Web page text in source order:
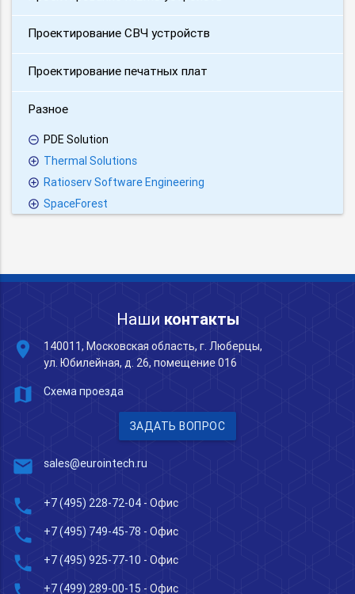
Проектирование СВЧ устройств
Проектирование печатных плат
Разное
PDE Solution
Thermal Solutions
Ratioserv Software Engineering
SpaceForest
Наши контакты
place
140011, Московская область, г. Люберцы,
ул. Юбилейная, д. 26, помещение 016
map Схема проезда
ЗАДАТЬ ВОПРОС
mail sales@eurointech.ru
phone +7 (495) 228-72-04 - Офис
phone +7 (495) 749-45-78 - Офис
phone +7 (495) 925-77-10 - Офис
+7 (499) 289-00-15 - Офис